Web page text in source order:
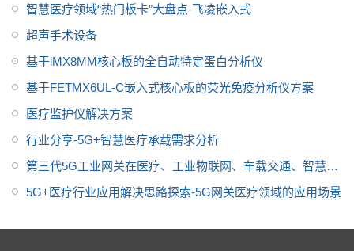
智慧医疗领域“热门板卡”大盘点-飞凌嵌入式
超声手术设备
基于iMX8MM核心板的全自动特定蛋白分析仪
基于FETMX6UL-C嵌入式核心板的荧光免疫分析仪方案
医疗监护仪解决方案
行业分享-5G+智慧医疗承载需求分析
第三代5G工业网关在医疗、工业物联网、车载交通、智慧城
市中的智能应用
5G+医疗行业应用解决思路探索-5G网关医疗领域的应用场景